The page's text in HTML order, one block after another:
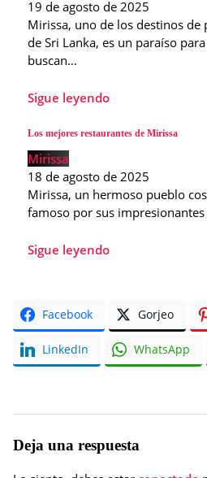
19 de agosto de 2025
Mirissa, uno de los destinos de
de Sri Lanka, es un paraíso
buscan…
Sigue leyendo
Los mejores restaurantes de Mirissa
Mirissa
18 de agosto de 2025
Mirissa, un hermoso pueblo
famoso por sus
Sigue leyendo
Facebook Gorjeo
LinkedIn WhatsApp
Deja una respuesta